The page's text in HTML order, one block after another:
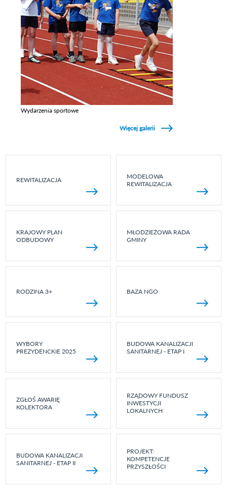
Wydarzenia sportowe
Więcej galerii
REWITALIZACJA
MODELOWA
REWITALIZACJA
KRAJOWY PLAN
ODBUDOWY
MŁODZIEŻOWA RADA
GMINY
RODZINA 3+ BAZA NGO
WYBORY
PREZYDENCKIE 2025
BUDOWA KANALIZACJI
SANITARNEJ - ETAP I
ZGŁOŚ AWARIĘ
KOLEKTORA
RZĄDOWY FUNDUSZ
INWESTYCJI
LOKALNYCH
BUDOWA KANALIZACJI
SANITARNEJ - ETAP II
PROJEKT:
KOMPETENCJE
PRZYSZŁOŚCI